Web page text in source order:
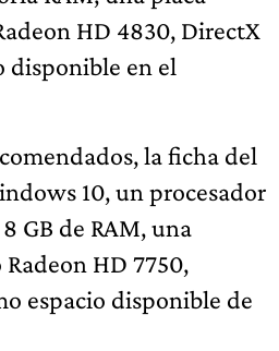
HD 4830, DirectX
disponible en el
la ficha del
10, un procesador
GB de RAM, una
Radeon HD 7750,
espacio disponible de